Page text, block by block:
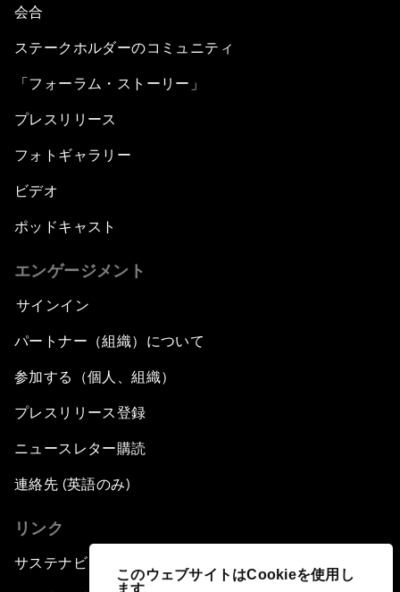
このウェブサイトはCookieを使用し
ます
会合
ステークホルダーのコミュニティ
「フォーラム・ストーリー」
プレスリリース
フォトギャラリー
ビデオ
ポッドキャスト
エンゲージメント
サインイン
パートナー（組織）について
参加する（個人、組織）
プレスリリース登録
ニュースレター購読
連絡先 (英語のみ)
リンク
サステナビリティへの取り組み